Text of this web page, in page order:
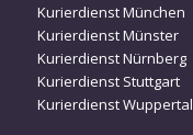
Kurierdienst München
Kurierdienst Münster
Kurierdienst Nürnberg
Kurierdienst Stuttgart
Kurierdienst Wuppertal